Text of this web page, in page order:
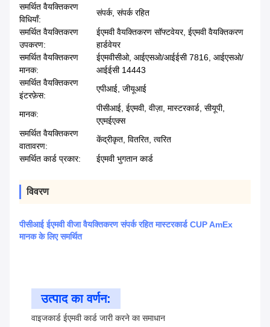
समर्थित वैयक्तिकरण
विधियाँ:
संपर्क, संपर्क रहित
समर्थित वैयक्तिकरण
उपकरण:
ईएमवी वैयक्तिकरण सॉफ्टवेयर, ईएमवी वैयक्तिकरण
हार्डवेयर
समर्थित वैयक्तिकरण
मानक:
ईएमवीसीओ, आईएसओ/आईईसी 7816, आईएसओ/
आईईसी 14443
समर्थित वैयक्तिकरण
इंटरफ़ेस:
एपीआई, जीयूआई
मानक:
पीसीआई, ईएमवी, वीज़ा, मास्टरकार्ड, सीयूपी,
एएमईएक्स
समर्थित वैयक्तिकरण
वातावरण:
केंद्रीकृत, वितरित, त्वरित
समर्थित कार्ड प्रकार:
ईएमवी भुगतान कार्ड
विवरण
पीसीआई ईएमवी वीजा वैयक्तिकरण संपर्क रहित मास्टरकार्ड CUP AmEx
मानक के लिए समर्थित
उत्पाद का वर्णन:
वाइजकार्ड ईएमवी कार्ड जारी करने का समाधान